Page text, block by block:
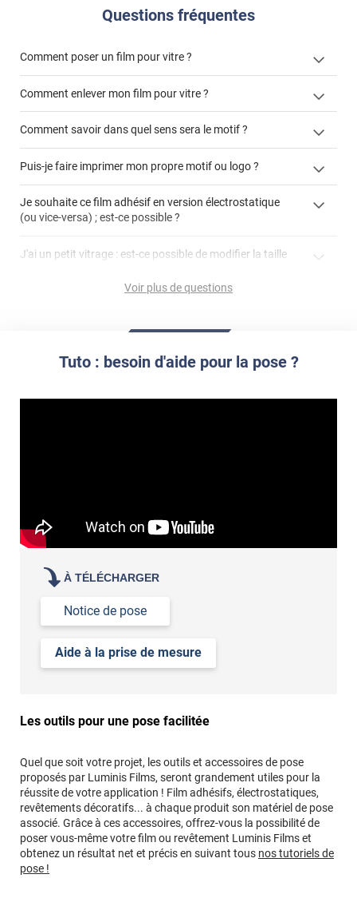
Questions fréquentes
Comment poser un film pour vitre ?
cet article
cet
article
Comment enlever mon film pour vitre ?
enlever et stocker
Comment savoir dans quel sens sera le motif ?
Puis-je faire imprimer mon propre motif ou logo ?
personnaliser
Je souhaite ce film adhésif en version électrostatique
(ou vice-versa) ; est-ce possible ?
J'ai un petit vitrage : est-ce possible de modifier la taille
impression personnalisée
Voir plus de questions
Tuto : besoin d'aide pour la pose ?
À TÉLÉCHARGER
Notice de pose
Aide à la prise de mesure
Les outils pour une pose facilitée
Quel que soit votre projet, les outils et accessoires de pose
proposés par Luminis Films, seront grandement utiles pour la
réussite de votre application ! Film adhésifs, électrostatiques,
revêtements décoratifs... à chaque produit son matériel de pose
associé. Grâce à ces accessoires, offrez-vous la possibilité de
poser vous-même votre film ou revêtement Luminis Films et
obtenez un résultat net et précis en suivant tous nos tutoriels de
pose !